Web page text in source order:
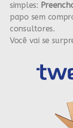
simples:
papo sem
consultores.
Você vai se